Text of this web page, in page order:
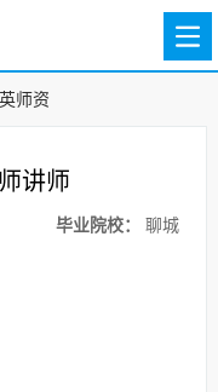
师资
讲师
毕业院校： 聊城